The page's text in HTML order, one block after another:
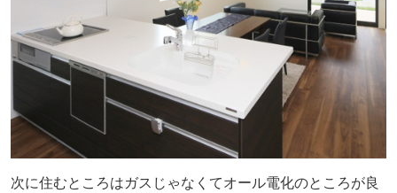
次に住むところはガスじゃなくてオール電化のところが良